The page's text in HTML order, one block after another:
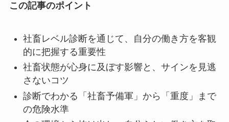
この記事のポイント
社畜レベル診断を通じて、自分の働き方を客観
的に把握する重要性
社畜状態が心身に及ぼす影響と、サインを見逃
さないコツ
診断でわかる「社畜予備軍」から「重度」まで
の危険水準